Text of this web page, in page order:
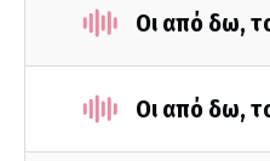
Οι από δω,
Οι από δω,